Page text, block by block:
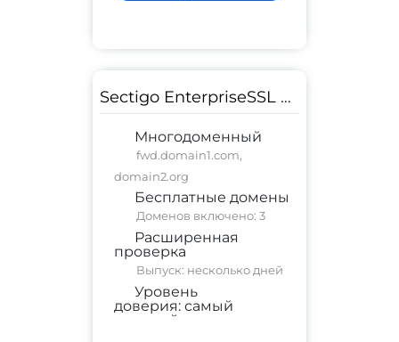
Sectigo EnterpriseSSL Pro EV Multi-Domain
Многодоменный
fwd.domain1.com,
domain2.org
Бесплатные домены
Доменов включено: 3
Расширенная
проверка
Выпуск: несколько дней
Уровень
доверия: самый
высокий